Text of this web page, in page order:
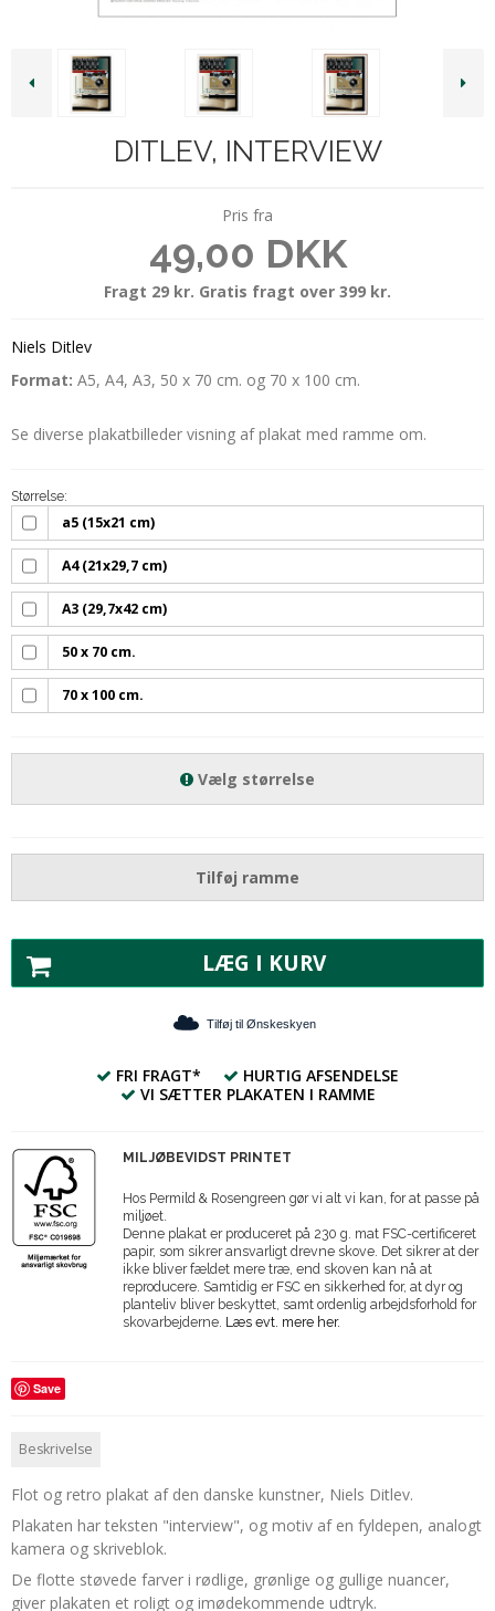
DITLEV, INTERVIEW
Pris fra
49,00 DKK
Fragt 29 kr. Gratis fragt over 399 kr.
Niels Ditlev
Format: A5, A4, A3, 50 x 70 cm. og 70 x 100 cm.
Se diverse plakatbilleder visning af plakat med ramme om.
Størrelse:
a5 (15x21 cm)
A4 (21x29,7 cm)
A3 (29,7x42 cm)
50 x 70 cm.
70 x 100 cm.
Vælg størrelse
Tilføj ramme
LÆG I KURV
Tilføj til Ønskeskyen
FRI FRAGT*
HURTIG AFSENDELSE
VI SÆTTER PLAKATEN I RAMME
MILJØBEVIDST PRINTET
Hos Permild & Rosengreen gør vi alt vi kan, for at passe på
miljøet.
Denne plakat er produceret på 230 g. mat FSC-certificeret
papir, som sikrer ansvarligt drevne skove. Det sikrer at der
ikke bliver fældet mere træ, end skoven kan nå at
reproducere. Samtidig er FSC en sikkerhed for, at dyr og
planteliv bliver beskyttet, samt ordenlig arbejdsforhold for
skovarbejderne. Læs evt. mere her.
Save
Beskrivelse
Flot og retro plakat af den danske kunstner, Niels Ditlev.
Plakaten har teksten "interview", og motiv af en fyldepen, analogt
kamera og skriveblok.
De flotte støvede farver i rødlige, grønlige og gullige nuancer,
giver plakaten et roligt og imødekommende udtryk.